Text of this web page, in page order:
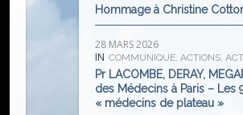
Hommage à Christine
28 MARS 2026
IN COMMUNIQUE,ACTIONS,
Pr LACOMBE, DERAY,
des Médecins à Paris – Les
« médecins de plateau »